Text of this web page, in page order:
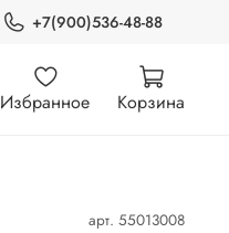
+7(900)536-48-88
Избранное Корзина
арт. 55013008